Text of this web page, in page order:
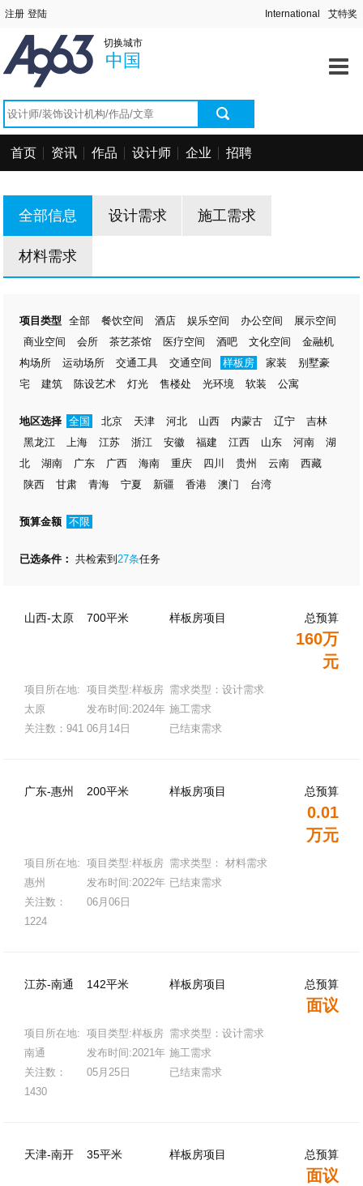
切换城市
中国
首页
资讯中心
找设计师
首页 资讯 作品 设计师 企业 招聘
全部信息 设计需求 施工需求
材料需求
项目类型 全部 餐饮空间 酒店 娱乐空间 办公空间
展示空间
商业空间
会所 茶艺茶馆 医疗空间 酒吧 文化空间
金融机
构场所
运动场所 交通工具 交通空间 样板房 家装
别墅豪
宅
建筑 陈设艺术 灯光 售楼处 光环境 软装 公寓
地区选择 全国 北京 天津 河北 山西 内蒙古 辽宁
吉林
黑龙江
上海 江苏 浙江 安徽 福建 江西 山东 河南
湖
北
湖南 广东 广西 海南 重庆 四川 贵州 云南
西藏
陕西
甘肃 青海 宁夏 新疆 香港 澳门 台湾
预算金额 不限
已选条件： 共检索到27条任务
山西-太原 700平米 样板房项目 总预算
160万
元
项目所在地:
太原
关注数：941
项目类型:样板房
发布时间:2024年
06月14日
需求类型：设计需求
施工需求
已结束需求
广东-惠州 200平米 样板房项目 总预算
0.01
万元
项目所在地:
惠州
关注数：
1224
项目类型:样板房
发布时间:2022年
06月06日
需求类型： 材料需求
已结束需求
江苏-南通 142平米 样板房项目 总预算
面议
项目所在地:
南通
关注数：
1430
项目类型:样板房
发布时间:2021年
05月25日
需求类型：设计需求
施工需求
已结束需求
天津-南开 35平米 样板房项目 总预算
面议